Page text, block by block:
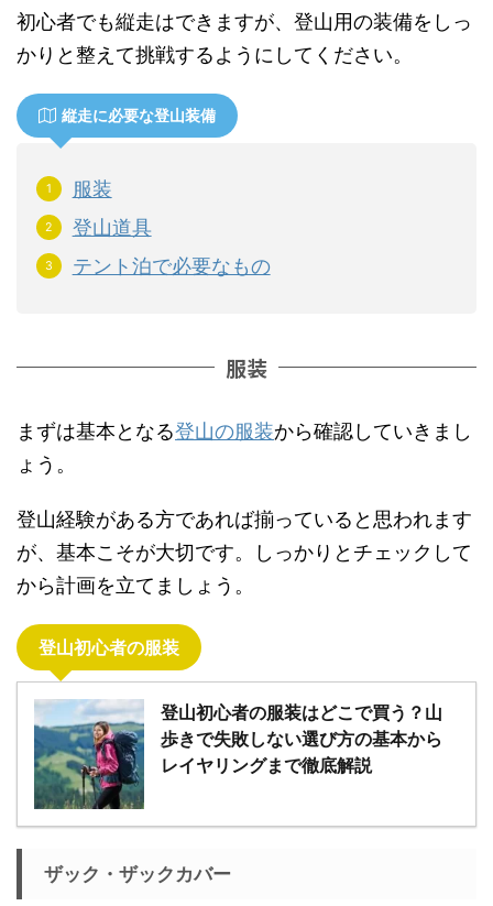
初心者でも縦走はできますが、登山用の装備をしっ
かりと整えて挑戦するようにしてください。
縦走に必要な登山装備
服装
登山道具
テント泊で必要なもの
服装
まずは基本となる登山の服装から確認していきまし
ょう。
登山経験がある方であれば揃っていると思われます
が、基本こそが大切です。しっかりとチェックして
から計画を立てましょう。
登山初心者の服装
登山初心者の服装はどこで買う？山
歩きで失敗しない選び方の基本から
レイヤリングまで徹底解説
ザック・ザックカバー